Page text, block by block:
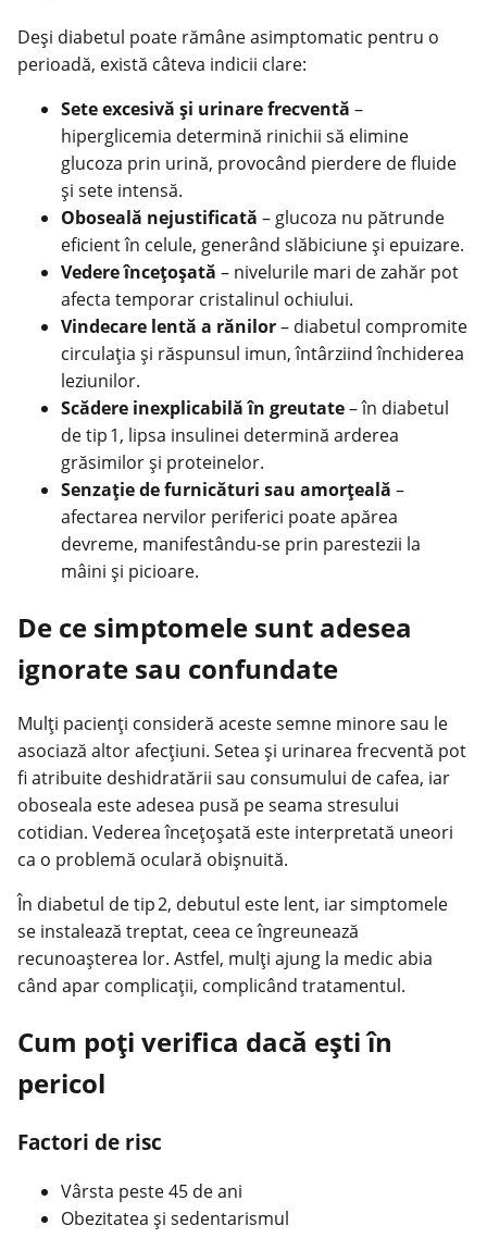
Deși diabetul poate rămâne asimptomatic pentru o
perioadă, există câteva indicii clare:
Sete excesivă și urinare frecventă –
hiperglicemia determină rinichii să elimine
glucoza prin urină, provocând pierdere de fluide
și sete intensă.
Oboseală nejustificată – glucoza nu pătrunde
eficient în celule, generând slăbiciune și epuizare.
Vedere încețoșată – nivelurile mari de zahăr pot
afecta temporar cristalinul ochiului.
Vindecare lentă a rănilor– diabetul compromite
circulația și răspunsul imun, întârziind închiderea
leziunilor.
Scădere inexplicabilă în greutate– în diabetul
de tip 1, lipsa insulinei determină arderea
grăsimilor și proteinelor.
Senzație de furnicături sau amorțeală –
afectarea nervilor periferici poate apărea
devreme, manifestându-se prin parestezii la
mâini și picioare.
De ce simptomele sunt adesea
ignorate sau confundate
Mulți pacienți consideră aceste semne minore sau le
asociază altor afecțiuni. Setea și urinarea frecventă pot
fi atribuite deshidratării sau consumului de cafea, iar
oboseala este adesea pusă pe seama stresului
cotidian. Vederea încețoșată este interpretată uneori
ca o problemă oculară obișnuită.
În diabetul de tip 2, debutul este lent, iar simptomele
se instalează treptat, ceea ce îngreunează
recunoașterea lor. Astfel, mulți ajung la medic abia
când apar complicații, complicând tratamentul.
Cum poți verifica dacă ești în
pericol
Factori de risc
Vârsta peste 45 de ani
Obezitatea și sedentarismul